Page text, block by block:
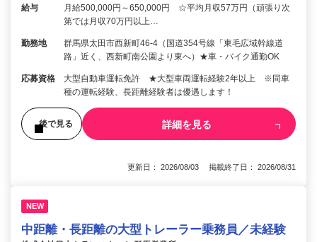
給与
月給500,000円～650,000円 ☆平均月収57万円（頑張り次
第では月収70万円以上…
勤務地
群馬県太田市西新町46-4（国道354号線「東毛広域幹線道
路」近く、西新町南公園より東へ）★車・バイク通勤OK
応募資格
大型自動車運転免許 ★大型車両運転経験2年以上 ※同車
種の運転経験、長距離経験者は優遇します！
後で見る 詳細を見る
更新日： 2026/08/03 掲載終了日： 2026/08/31
NEW
中距離・長距離の大型トレーラー乗務員／未経験